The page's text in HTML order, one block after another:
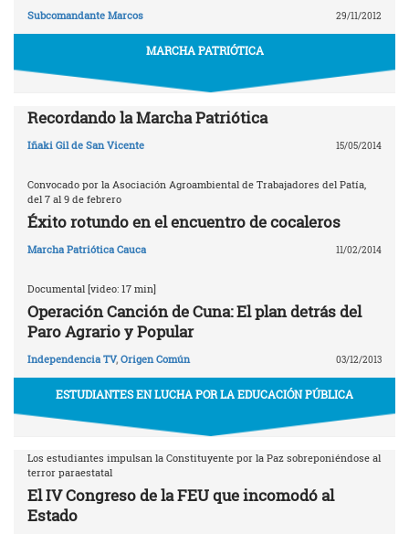
Subcomandante Marcos 29/11/2012
MARCHA PATRIÓTICA
Recordando la Marcha Patriótica
Iñaki Gil de San Vicente 15/05/2014
Convocado por la Asociación Agroambiental de Trabajadores del Patía,
del 7 al 9 de febrero
Éxito rotundo en el encuentro de cocaleros
Marcha Patriótica Cauca 11/02/2014
Documental [video: 17 min]
Operación Canción de Cuna: El plan detrás del
Paro Agrario y Popular
Independencia TV, Origen Común 03/12/2013
ESTUDIANTES EN LUCHA POR LA EDUCACIÓN PÚBLICA
Los estudiantes impulsan la Constituyente por la Paz sobreponiéndose al
terror paraestatal
El IV Congreso de la FEU que incomodó al
Estado